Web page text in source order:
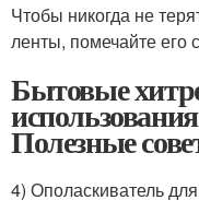
Чтобы никогда не
ленты, помечайте его
Бытовые
Полезные
4) Ополаскиватель